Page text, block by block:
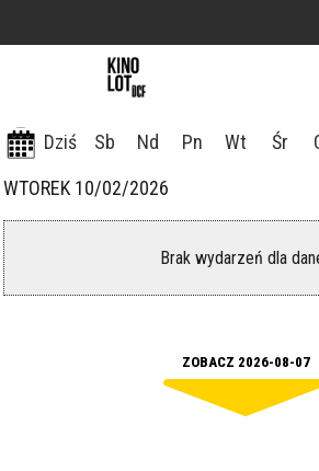
PLN
14 53
Dziś Sb Nd Pn Wt Śr
WTOREK 10/02/2026
Brak wydarzeń dla
ZOBACZ 2026-08-07